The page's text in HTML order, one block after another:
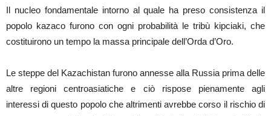
Il nucleo fondamentale intorno al quale ha preso consistenza il
popolo kazaco furono con ogni probabilità le tribù kipciaki, che
costituirono un tempo la massa principale dell’Orda d’Oro.
Le steppe del Kazachistan furono annesse alla Russia prima delle
altre regioni centroasiatiche e ciò rispose pienamente agli
interessi di questo popolo che altrimenti avrebbe corso il rischio di